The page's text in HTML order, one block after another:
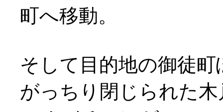
町へ移動。
そして目的地の御徒町
がっちり閉じられた